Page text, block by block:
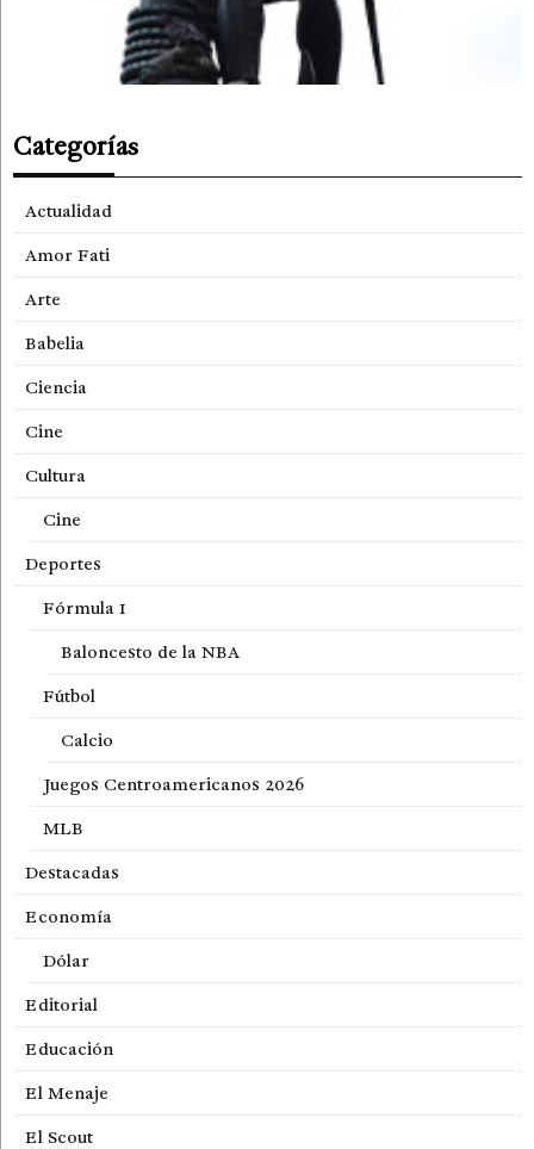
Categorías
Actualidad
Amor Fati
Arte
Babelia
Ciencia
Cine
Cultura
Cine
Deportes
Fórmula 1
Baloncesto de la NBA
Fútbol
Calcio
Juegos Centroamericanos 2026
MLB
Destacadas
Economía
Dólar
Editorial
Educación
El Menaje
El Scout